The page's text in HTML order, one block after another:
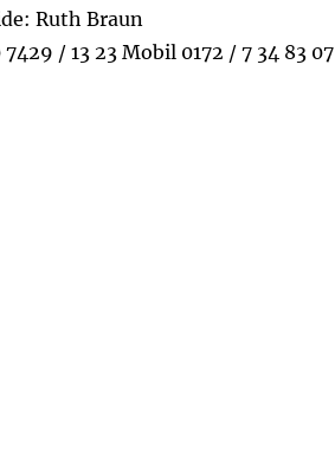
Ruth Braun
7429 / 13 23 Mobil 0172 / 7 34 83 07